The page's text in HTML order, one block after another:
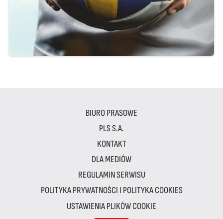
BIURO PRASOWE
PLS S.A.
KONTAKT
DLA MEDIÓW
REGULAMIN SERWISU
POLITYKA PRYWATNOŚCI I POLITYKA COOKIES
USTAWIENIA PLIKÓW COOKIE